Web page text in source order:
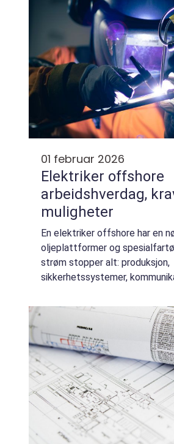
klare krav til dokumen...
01 februar 2026
Elektriker offshore
arbeidshverdag,
muligheter
En elektriker offshore har en
oljeplattformer og
strøm stopper alt: produksjon,
sikkerhetssystemer,
praktisk elektroarbeid med